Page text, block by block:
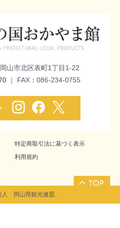
山市北区表町1丁目1-22
｜ FAX：086-234-0755
特定商取引法に基づく表示
利用規約
人 岡山県観光連盟.